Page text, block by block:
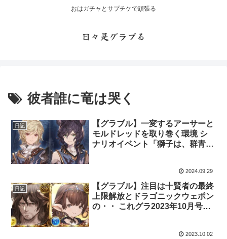
おはガチャとサプチケで頑張る
日々是グラブる
彼者誰に竜は哭く
日記
【グラブル】一変するアーサーと
モルドレッドを取り巻く環境 シ
ナリオイベント「獅子は、群青の
2024.09.29
日記
【グラブル】注目は十賢者の最終
上限解放とドラゴニックウェポン
の・・ これグラ2023年10月号更
2023.10.02